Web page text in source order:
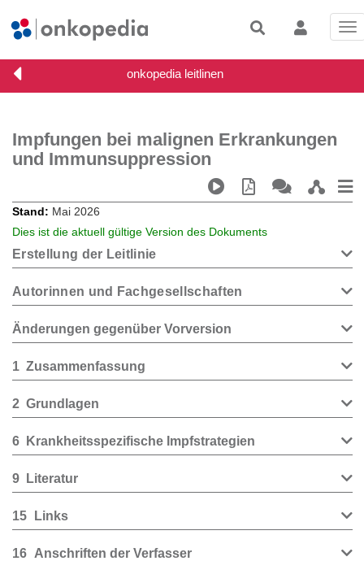
Impfungen bei malignen Erkrankungen
und Immunsuppression
Stand
Mai 2026
Dies ist die aktuell gültige Version des Dokuments
Erstellung der Leitlinie
Autorinnen und Fachgesellschaften
Änderungen gegenüber Vorversion
1 Zusammenfassung
2 Grundlagen
6 Krankheitsspezifische Impfstrategien
9 Literatur
15 Links
16 Anschriften der Verfasser